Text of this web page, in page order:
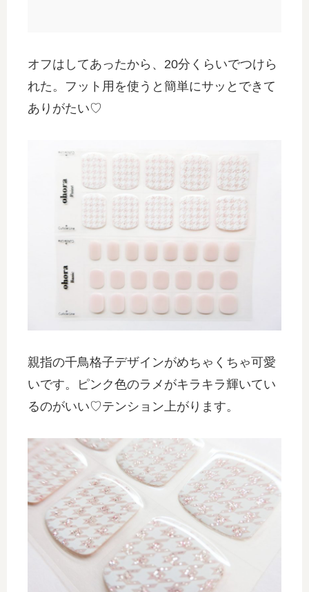
オフはしてあったから、20分くらいでつけら
れた。フット用を使うと簡単にサッとできて
ありがたい♡
親指の千鳥格子デザインがめちゃくちゃ可愛
いです。ピンク色のラメがキラキラ輝いてい
るのがいい♡テンション上がります。